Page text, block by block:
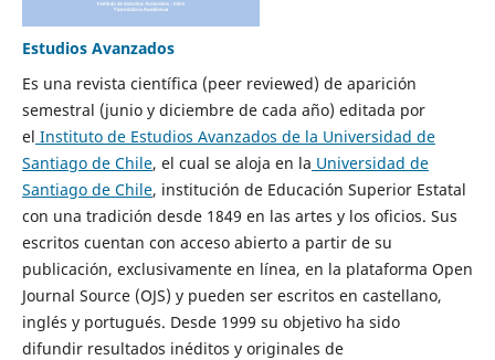
Estudios Avanzados
Es una revista científica (peer reviewed) de aparición
semestral (junio y diciembre de cada año) editada por
el Instituto de Estudios Avanzados de la Universidad de
Santiago de Chile, el cual se aloja en la Universidad de
Santiago de Chile, institución de Educación Superior Estatal
con una tradición desde 1849 en las artes y los oficios. Sus
escritos cuentan con acceso abierto a partir de su
publicación, exclusivamente en línea, en la plataforma Open
Journal Source (OJS) y pueden ser escritos en castellano,
inglés y portugués. Desde 1999 su objetivo ha sido
difundir resultados inéditos y originales de